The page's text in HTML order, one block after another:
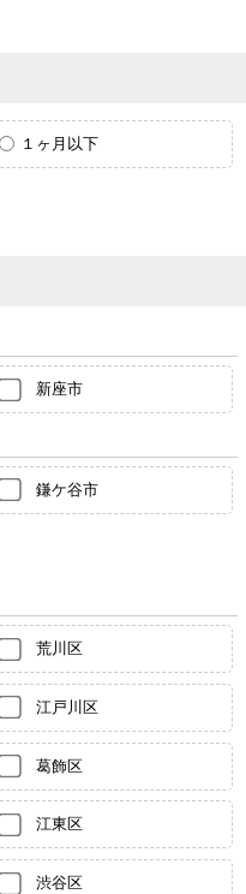
１ヶ月以下
新座市
鎌ケ谷市
荒川区
江戸川区
葛飾区
江東区
渋谷区